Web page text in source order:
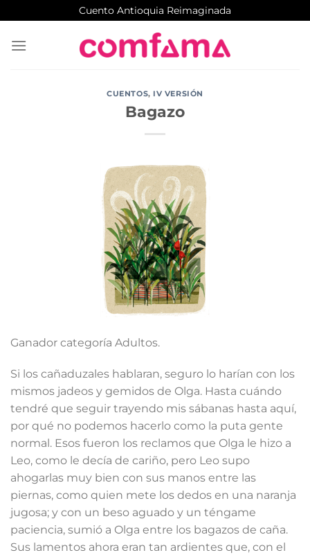
al
contenido
Cuento Antioquia Reimaginada
CUENTOS, IV VERSIÓN
Bagazo
Ganador categoría Adultos.
Si los cañaduzales hablaran, seguro lo harían con los
mismos jadeos y gemidos de Olga. Hasta cuándo
tendré que seguir trayendo mis sábanas hasta aquí,
por qué no podemos hacerlo como la puta gente
normal. Esos fueron los reclamos que Olga le hizo a
Leo, como le decía de cariño, pero Leo supo
ahogarlas muy bien con sus manos entre las
piernas, como quien mete los dedos en una naranja
jugosa; y con un beso aguado y un téngame
paciencia, sumió a Olga entre los bagazos de caña.
Sus lamentos ahora eran tan ardientes que, con el